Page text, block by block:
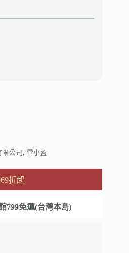
限公司, 雷小盈
折起
799免運(台灣本島)